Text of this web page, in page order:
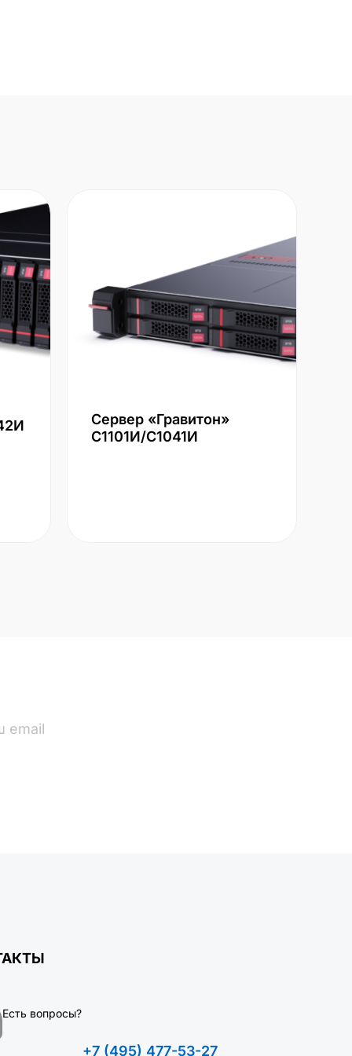
Сервер «Гравитон»
С1101И/С1041И
Есть вопросы?
+7 (495) 477-53-27